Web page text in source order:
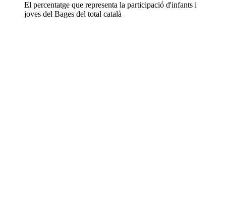
El percentatge que representa la participació d'infants i
joves del Bages del total català